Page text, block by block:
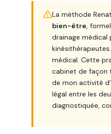
La méthode
bien-être,
drainage médical
médical. Cette
cabinet de façon
de mon activité
légal entre les
diagnostiquée,